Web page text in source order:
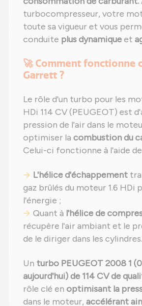
turbocompresseur, votre
toute sa vigueur et vous
conduite plus dynamiqueet
🚀 Comment fonctionne
Garrett ?
Le rôle d'un turbo pour les
HDi 114 CV (PEUGEOT) est
pression de l'air dans le
optimiser la combustion du
Celui-ci fonctionne à l'aide de
L'hélice d'échappement
gaz brûlés du moteur 1.6 HDi
l'énergie ;
Quant à l'hélice de
récupère l'air ambiant et le
de le diriger dans les cylindres.
Un turbo PEUGEOT 2008 1
aujourd'hui) de 114 CV de
rôle clé en optimisant la
dans le moteur, accélérant